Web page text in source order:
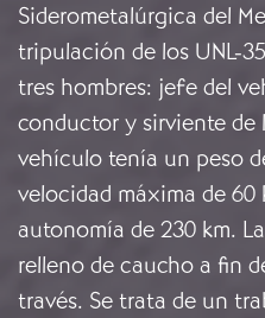
Siderometalúrgica del
tripulación de los UNL-
tres hombres: jefe del
conductor y sirviente de
vehículo tenía un peso
velocidad máxima de
autonomía de 230 km.
relleno de caucho a fin
través. Se trata de un